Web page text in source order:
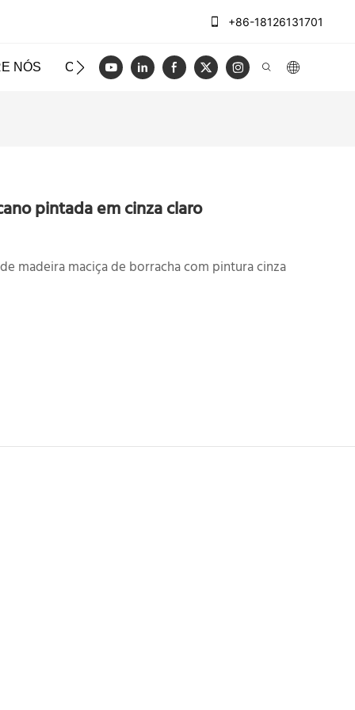
+86-18126131701
NÓS CASOS BLOG VÍDEO ENTRE EM
pintada em cinza claro
madeira maciça de borracha com pintura cinza